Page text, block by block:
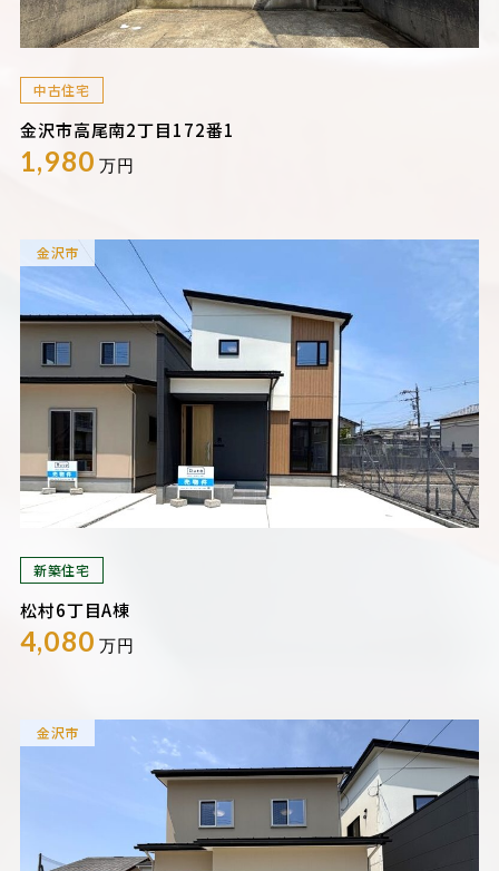
中古住宅
金沢市高尾南2丁目172番1
1,980 万円
金沢市
新築住宅
松村6丁目A棟
4,080 万円
金沢市